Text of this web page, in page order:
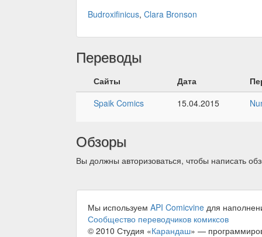
Budroxifinicus, Clara Bronson
Переводы
Сайты Дата
Spaik Comics
15.04.2015
Обзоры
Вы должны авторизоваться, чтобы написать
Мы используем API Comicvine для
Сообщество переводчиков комиксов
© 2010 Студия «Карандаш» —